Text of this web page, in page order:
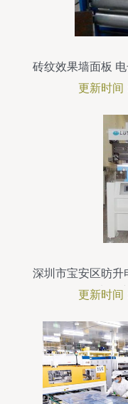
砖纹效果墙面板
更新时间
深圳市宝安区昉升
电子
更新时间